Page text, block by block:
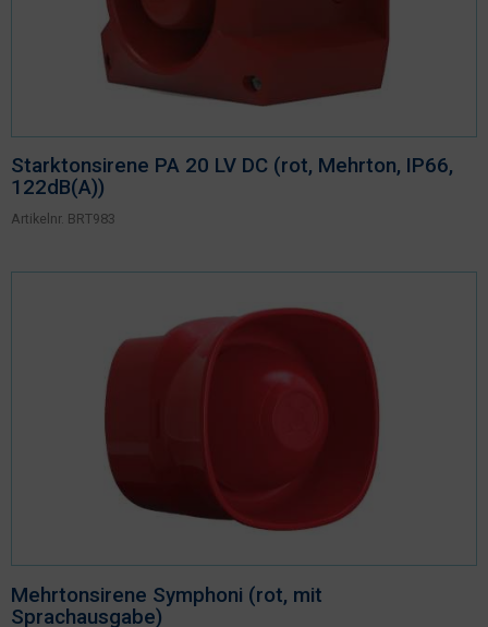
Starktonsirene PA 20 LV DC (rot, Mehrton, IP66,
122dB(A))
Artikelnr. BRT983
Mehrtonsirene Symphoni (rot, mit
Sprachausgabe)